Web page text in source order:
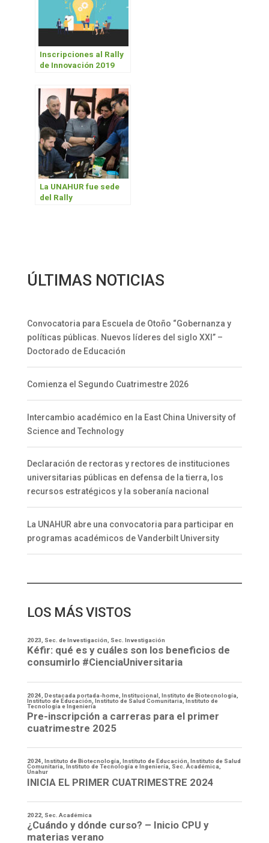
Inscripciones al Rally
de Innovación 2019
La UNAHUR fue sede
del Rally
ÚLTIMAS NOTICIAS
Convocatoria para Escuela de Otoño “Gobernanza y
políticas públicas. Nuevos líderes del siglo XXI” –
Doctorado de Educación
Comienza el Segundo Cuatrimestre 2026
Intercambio académico en la East China University of
Science and Technology
Declaración de rectoras y rectores de instituciones
universitarias públicas en defensa de la tierra, los
recursos estratégicos y la soberanía nacional
La UNAHUR abre una convocatoria para participar en
programas académicos de Vanderbilt University
LOS MÁS VISTOS